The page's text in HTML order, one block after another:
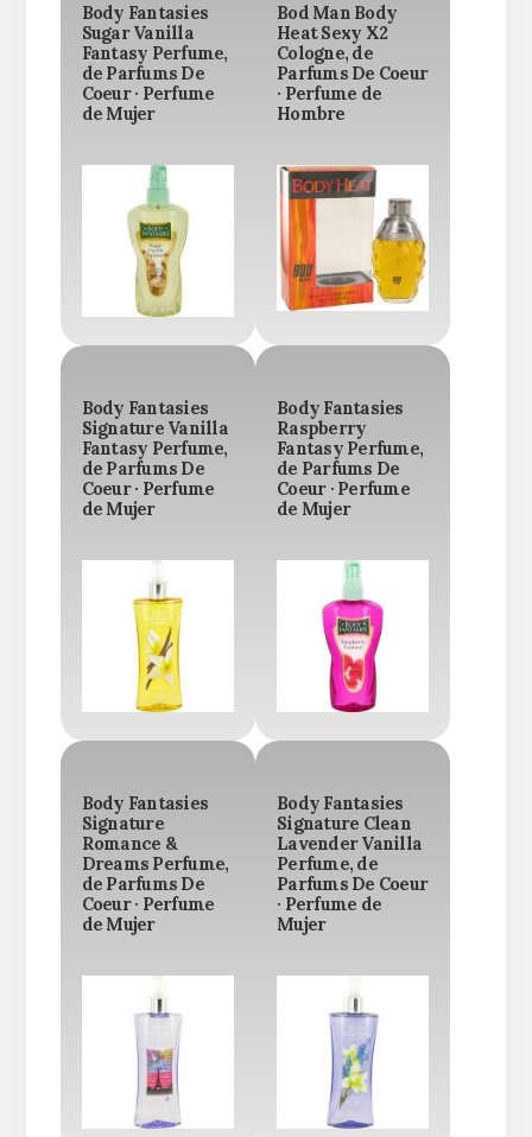
Body Fantasies
Sugar Vanilla
Fantasy Perfume,
de Parfums De
Coeur · Perfume
de Mujer
Bod Man Body
Heat Sexy X2
Cologne, de
Parfums De Coeur
· Perfume de
Hombre
Body Fantasies
Signature Vanilla
Fantasy Perfume,
de Parfums De
Coeur · Perfume
de Mujer
Body Fantasies
Raspberry
Fantasy Perfume,
de Parfums De
Coeur · Perfume
de Mujer
Body Fantasies
Signature
Romance &
Dreams Perfume,
de Parfums De
Coeur · Perfume
de Mujer
Body Fantasies
Signature Clean
Lavender Vanilla
Perfume, de
Parfums De Coeur
· Perfume de
Mujer